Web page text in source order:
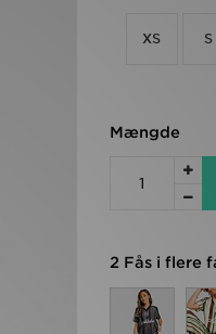
XS S
Mængde
2 Fås i flere